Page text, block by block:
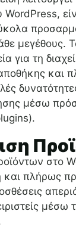
μεγέθους.
για τη
και
μέσω
στο
και πλήρως
μέσω